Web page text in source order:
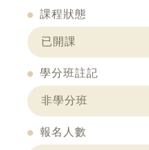
課程狀態
已開課
學分班註記
非學分班
報名人數